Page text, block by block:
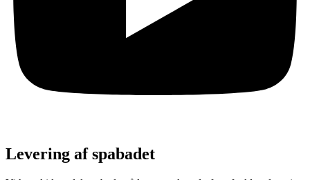
Levering af spabadet